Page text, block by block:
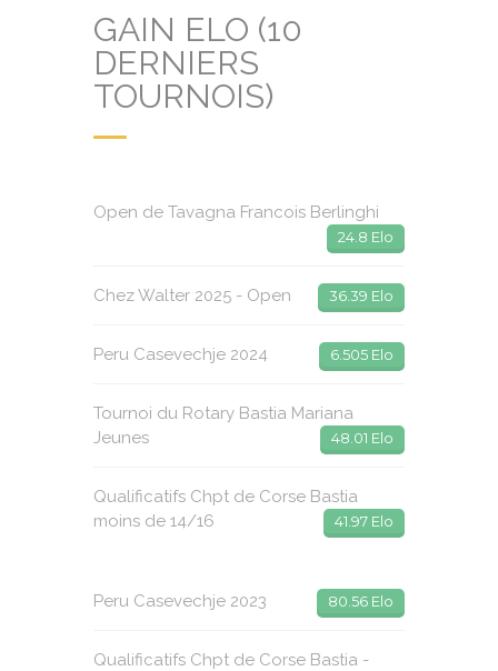
GAIN ELO (10
DERNIERS
TOURNOIS)
Open de Tavagna Francois Berlinghi
24.8 Elo
Chez Walter 2025 - Open 36.39 Elo
Peru Casevechje 2024 6.505 Elo
Tournoi du Rotary Bastia Mariana
Jeunes
48.01 Elo
Qualificatifs Chpt de Corse Bastia
moins de 14/16
41.97 Elo
Peru Casevechje 2023 80.56 Elo
Qualificatifs Chpt de Corse Bastia -